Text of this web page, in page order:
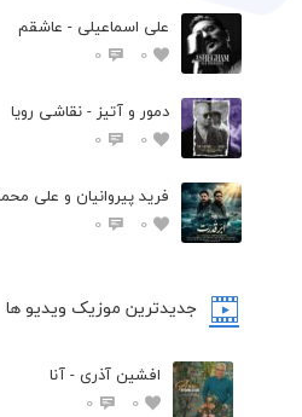
علی اسماعیلی - عاشقم
0
0
دمور و آتیز - نقاشی رویا
0
0
فرید پیروانیان و علی
0
0
جدیدترین موزیک ویدیو ها
افشین آذری - آنا
0
0